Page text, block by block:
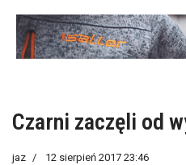
Czarni zaczęli od
jaz 12 sierpień 2017 23:46